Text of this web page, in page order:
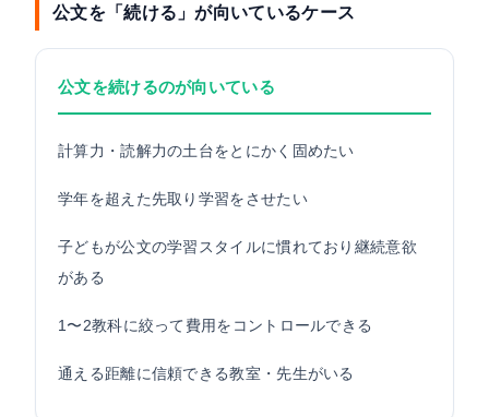
公文を「続ける」が向いているケース
公文を続けるのが向いている
計算力・読解力の土台をとにかく固めたい
学年を超えた先取り学習をさせたい
子どもが公文の学習スタイルに慣れており継続意欲
がある
1〜2教科に絞って費用をコントロールできる
通える距離に信頼できる教室・先生がいる